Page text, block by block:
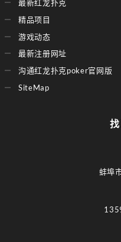
最新红龙扑克
精品项目
游戏动态
最新注册网址
沟通红龙扑克poker官网版
SiteMap
蚌埠